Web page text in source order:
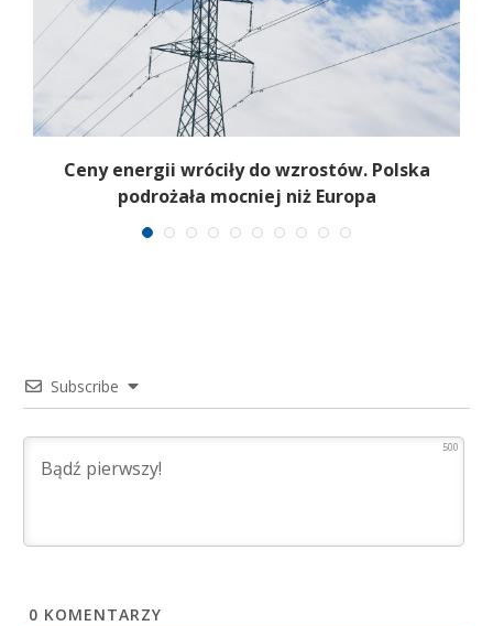
Ceny energii wróciły do wzrostów. Polska
podrożała mocniej niż Europa
Subscribe
500
0 KOMENTARZY